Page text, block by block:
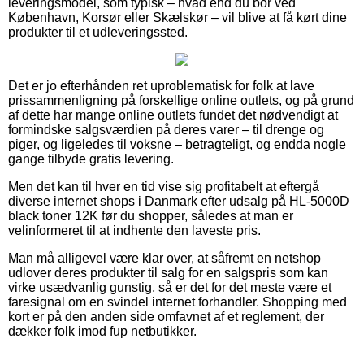
København, Korsør eller Skælskør – vil blive at få kørt dine
produkter til et udleveringssted.
Det er jo efterhånden ret uproblematisk for folk at lave
prissammenligning på forskellige online outlets, og på grund
af dette har mange online outlets fundet det nødvendigt at
formindske salgsværdien på deres varer – til drenge og
piger, og ligeledes til voksne – betragteligt, og endda nogle
gange tilbyde gratis levering.
Men det kan til hver en tid vise sig profitabelt at eftergå
diverse internet shops i Danmark efter udsalg på HL-5000D
black toner 12K før du shopper, således at man er
velinformeret til at indhente den laveste pris.
Man må alligevel være klar over, at såfremt en netshop
udlover deres produkter til salg for en salgspris som kan
virke usædvanlig gunstig, så er det for det meste være et
faresignal om en svindel internet forhandler. Shopping med
kort er på den anden side omfavnet af et reglement, der
dækker folk imod fup netbutikker.